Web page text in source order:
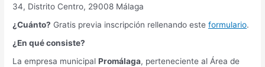
34, Distrito Centro, 29008 Málaga
¿Cuánto? Gratis previa inscripción rellenando esteformulario.
¿En qué consiste?
La empresa municipalPromálaga, perteneciente al Área de